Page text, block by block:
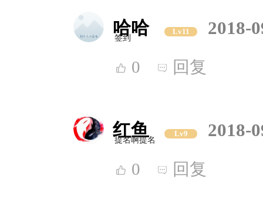
哈哈 Lv11 2018-
签到
0 回复
红鱼 Lv9 2018-
提名啊提名
0 回复